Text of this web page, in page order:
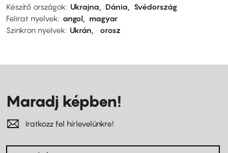
Készítő országok Ukrajna Dánia
Svédország
Felirat nyelvek
angol
magyar
Szinkron nyelvek
Ukrán orosz
Maradj képben!
Iratkozz fel hírlevelünkre!